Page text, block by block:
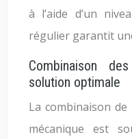
à l’aide d’un
régulier garantit
Combinaison
solution optimale
La combinaison
mécanique est